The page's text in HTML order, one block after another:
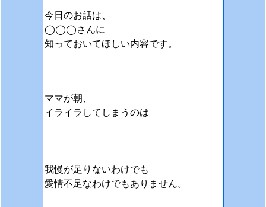
今日のお話は、
◯◯◯さんに
知っておいてほしい内容です。
ママが朝、
イライラしてしまうのは
我慢が足りないわけでも
愛情不足なわけでもありません。